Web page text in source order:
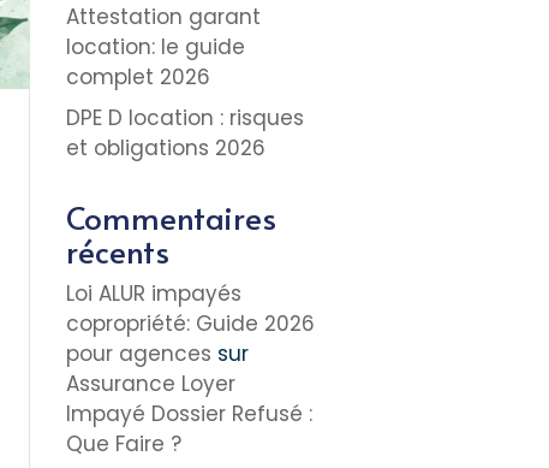
Attestation garant
location: le guide
complet 2026
DPE D location : risques
et obligations 2026
Commentaires
récents
Loi ALUR impayés
copropriété: Guide 2026
pour agences sur
Assurance Loyer
Impayé Dossier Refusé :
Que Faire ?